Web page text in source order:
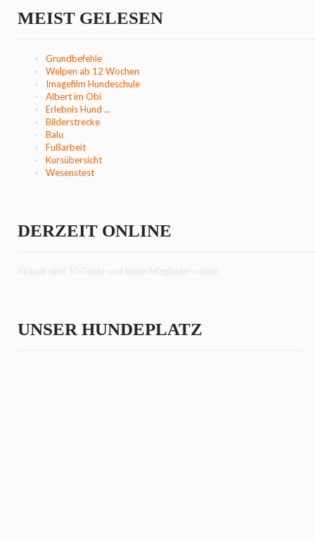
MEIST GELESEN
Grundbefehle
Welpen ab 12 Wochen
Imagefilm Hundeschule
Albert im Obi
Erlebnis Hund ...
Bilderstrecke
Balu
Fußarbeit
Kursübersicht
Wesenstest
DERZEIT ONLINE
Aktuell sind 30 Gäste und keine Mitglieder online
UNSER HUNDEPLATZ